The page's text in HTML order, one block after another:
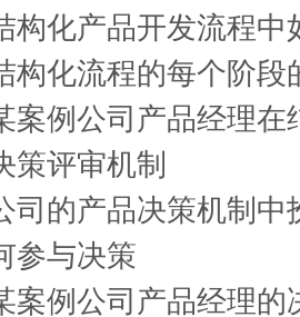
构化产品开发流程中
构化流程的每个阶段
案例公司产品经理
策评审机制
司的产品决策机制中
参与决策
案例公司产品经理的